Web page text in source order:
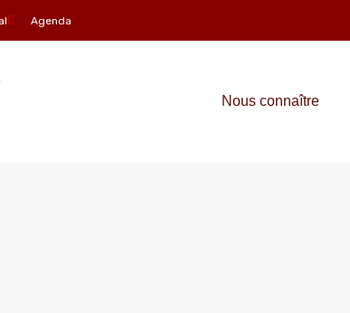
Agenda
Nous connaître